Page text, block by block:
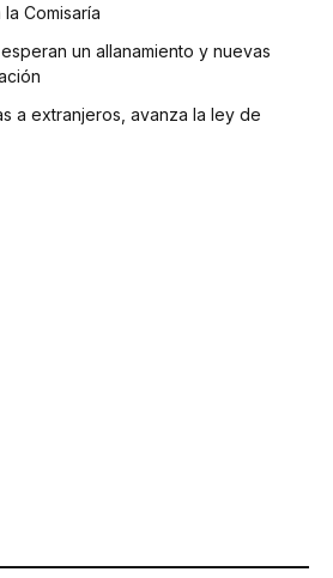
Comisaría
un allanamiento y nuevas
a extranjeros, avanza la ley de